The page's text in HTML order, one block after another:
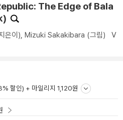
The Edge of Bala
은이), Mizuki Sakakibara (그림) V
할인) + 마일리지 1,120원